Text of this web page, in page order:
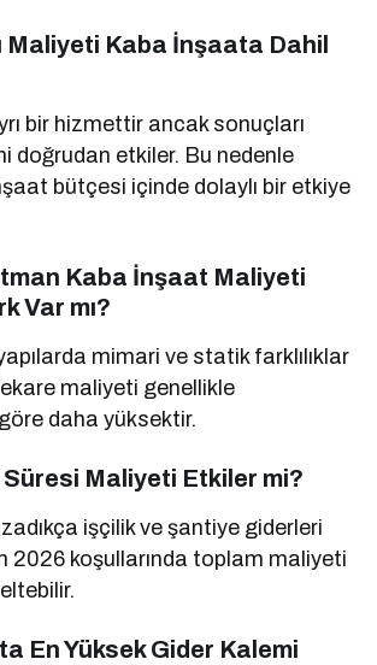
Maliyeti Kaba İnşaata Dahil
bir hizmettir ancak sonuçları
doğrudan etkiler. Bu nedenle
bütçesi içinde dolaylı bir etkiye
Kaba İnşaat Maliyeti
Var mı?
mimari ve statik farklılıklar
maliyeti genellikle
daha yüksektir.
Maliyeti Etkiler mi?
işçilik ve şantiye giderleri
2026 koşullarında toplam maliyeti
En Yüksek Gider Kalemi